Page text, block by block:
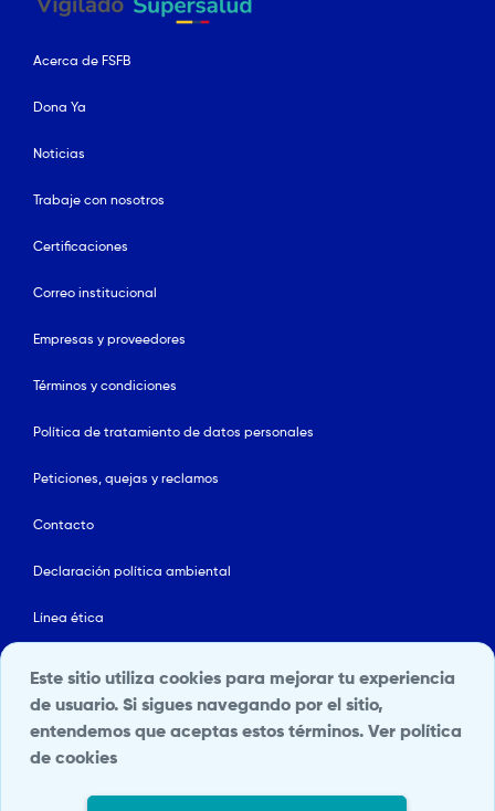
Acerca de FSFB
Dona Ya
Noticias
Trabaje con nosotros
Certificaciones
Correo institucional
Empresas y proveedores
Términos y condiciones
Política de tratamiento de datos personales
Peticiones, quejas y reclamos
Contacto
Declaración política ambiental
Línea ética
Política de Seguridad y Salud en el Trabajo
Portal Terceros
Transparencia y acceso a la información pública
Este sitio utiliza cookies para mejorar tu experiencia
de usuario. Si sigues navegando por el sitio,
entendemos que aceptas estos términos.Ver política
de cookies